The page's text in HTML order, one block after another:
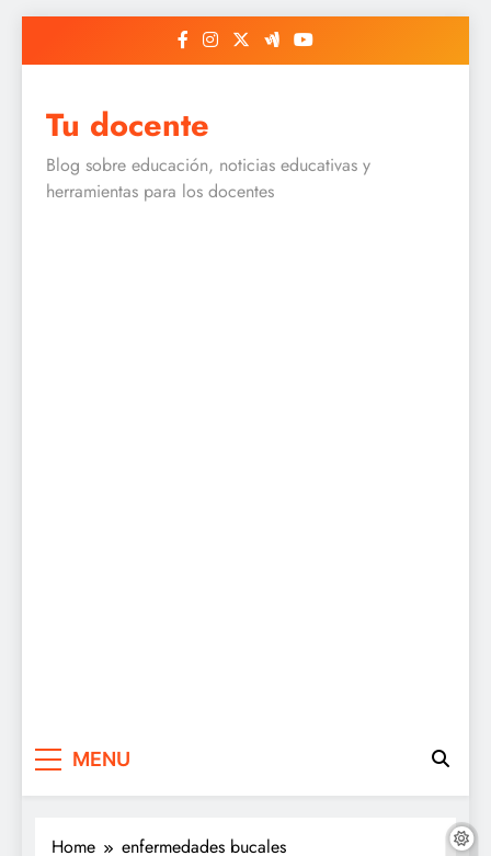
Tu docente
Blog sobre educación, noticias educativas y
herramientas para los docentes
MENU
Home enfermedades bucales